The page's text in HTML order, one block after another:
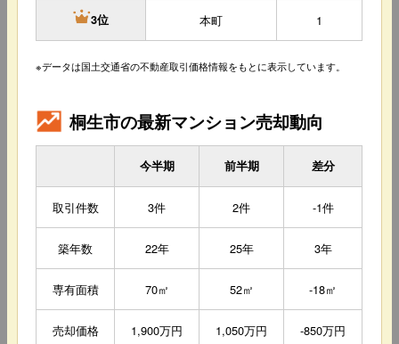
3位 本町 1
※データは国土交通省の不動産取引価格情報をもとに表示しています。
桐生市の最新マンション売却動向
今半期 前半期 差分
取引件数 3件 2件 -1件
築年数 22年 25年 3年
専有面積 70㎡ 52㎡ -18㎡
売却価格 1,900万円 1,050万円 -850万円